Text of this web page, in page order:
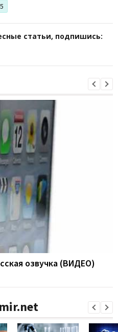
статьи, подпишись:
озвучка (ВИДЕО)